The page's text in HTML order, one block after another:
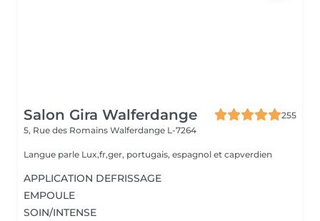
Salon Gira Walferdange
255
5, Rue des Romains Walferdange L-7264
Langue parle Lux,fr,ger, portugais, espagnol et capverdien
APPLICATION DEFRISSAGE
EMPOULE
SOIN/INTENSE